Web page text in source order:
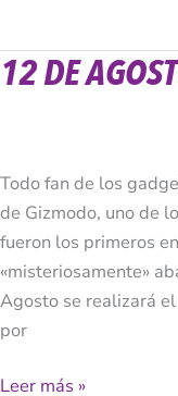
12 DE
Todo fan de los
de Gizmodo, uno de
fueron los primeros
«misteriosamente»
Agosto se realizará
por
12
Gizmodo
Day!
Leer más »